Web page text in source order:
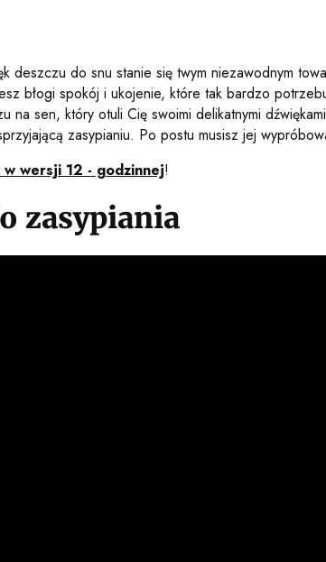
do snu stanie się twym niezawodnym
błogi spokój i ukojenie, które tak bardzo
sen, który otuli Cię swoimi delikatnymi
zasypianiu. Po postu musisz jej
wersji 12 - godzinnej!
zasypiania